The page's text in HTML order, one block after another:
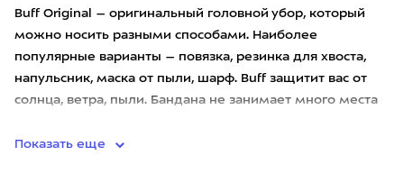
Buff Original – оригинальный головной убор, который
можно носить разными способами. Наиболее
популярные варианты – повязка, резинка для хвоста,
напульсник, маска от пыли, шарф. Buff защитит вас от
солнца, ветра, пыли. Бандана не занимает много места
Показать еще